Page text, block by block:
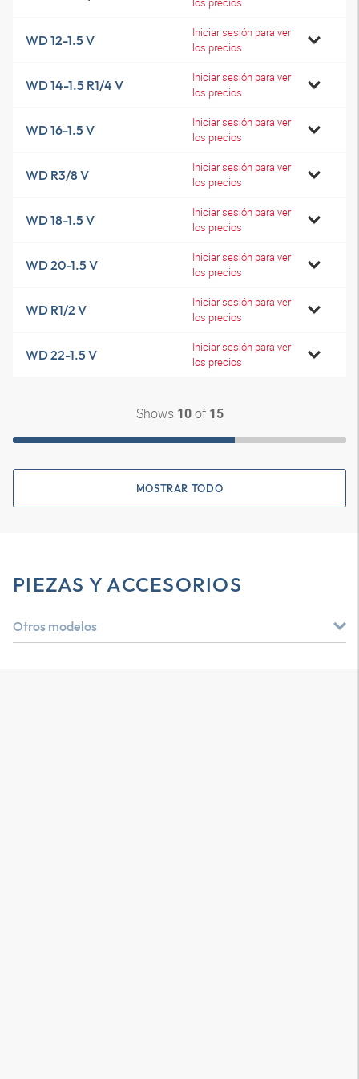
WD 12-1.5 V
Iniciar sesión para ver
los precios
WD 14-1.5 R1/4 V
Iniciar sesión para ver
los precios
WD 16-1.5 V
Iniciar sesión para ver
los precios
WD R3/8 V
Iniciar sesión para ver
los precios
WD 18-1.5 V
Iniciar sesión para ver
los precios
WD 20-1.5 V
Iniciar sesión para ver
los precios
WD R1/2 V
Iniciar sesión para ver
los precios
WD 22-1.5 V
Iniciar sesión para ver
los precios
Shows 10of 15
MOSTRAR TODO
PIEZAS Y ACCESORIOS
Otros modelos